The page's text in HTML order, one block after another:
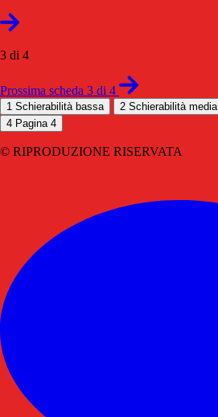
3 di 4
Prossima scheda 3 di 4
1 Schierabilità bassa 2 Schierabilità media
4 Pagina 4
© RIPRODUZIONE RISERVATA